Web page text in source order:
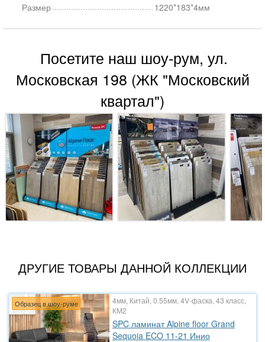
Размер 1220*183*4мм
Посетите наш шоу-рум, ул.
Московская 198 (ЖК "Московский
квартал")
ДРУГИЕ ТОВАРЫ ДАННОЙ КОЛЛЕКЦИИ
Образец в шоу-руме
4мм, Китай, 0.55мм, 4V-фаска, 43 класс,
КМ2
SPC ламинат Alpine floor Grand
Sequoia ECO 11-21 Инио